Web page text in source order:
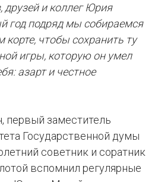
и коллег Юрия
год подряд мы собираемся
корте, чтобы сохранить ту
игры, которую он умел
азарт и честное
первый заместитель
Государственной думы
советник и соратник
вспомнил регулярные